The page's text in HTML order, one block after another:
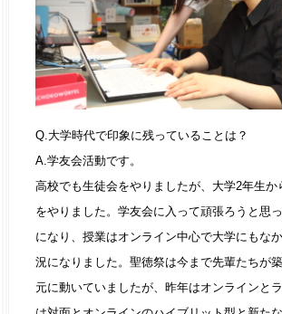
Q.大学時代で印象に残っていることは？
A.学友会活動です。
高校でも生徒会をやりましたが、大学2年生か
をやりました。学友会に入って頑張ろうと思
になり、授業はオンライン中心で大学にもな
況になりました。聖徳祭は今まで先輩たちが
元に動いていましたが、昨年はオンラインと